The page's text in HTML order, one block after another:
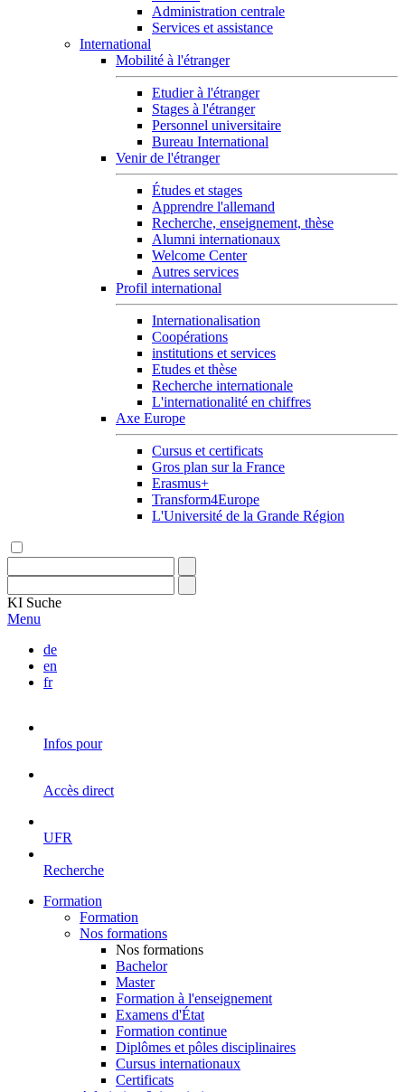
Administration centrale
Services et assistance
International
Mobilité à l'étranger
Etudier à l'étranger
Stages à l'étranger
Personnel universitaire
Bureau International
Venir de l'étranger
Études et stages
Apprendre l'allemand
Recherche, enseignement, thèse
Alumni internationaux
Welcome Center
Autres services
Profil international
Internationalisation
Coopérations
institutions et services
Etudes et thèse
Recherche internationale
L'internationalité en chiffres
Axe Europe
Cursus et certificats
Gros plan sur la France
Erasmus+
Transform4Europe
L'Université de la Grande Région
KI Suche
Menu
de
en
fr
Infos pour
Accès direct
UFR
Recherche
Formation
Formation
Nos formations
Nos formations
Bachelor
Master
Formation à l'enseignement
Examens d'État
Formation continue
Diplômes et pôles disciplinaires
Cursus internationaux
Certificats